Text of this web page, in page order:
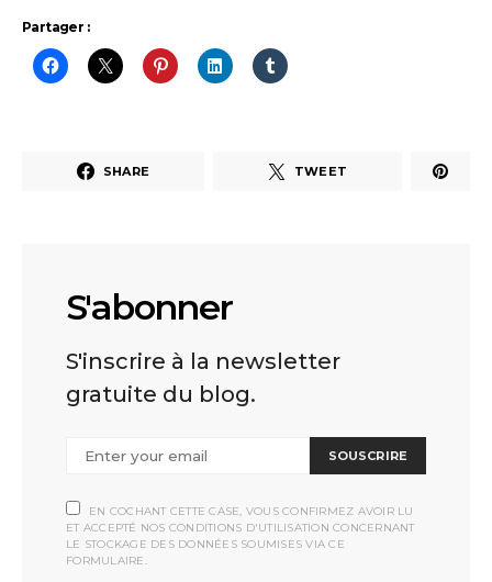
Partager :
SHARE TWEET
S'abonner
S'inscrire à la newsletter
gratuite du blog.
SOUSCRIRE
EN COCHANT CETTE CASE, VOUS CONFIRMEZ AVOIR LU
ET ACCEPTÉ NOS CONDITIONS D'UTILISATION CONCERNANT
LE STOCKAGE DES DONNÉES SOUMISES VIA CE
FORMULAIRE.